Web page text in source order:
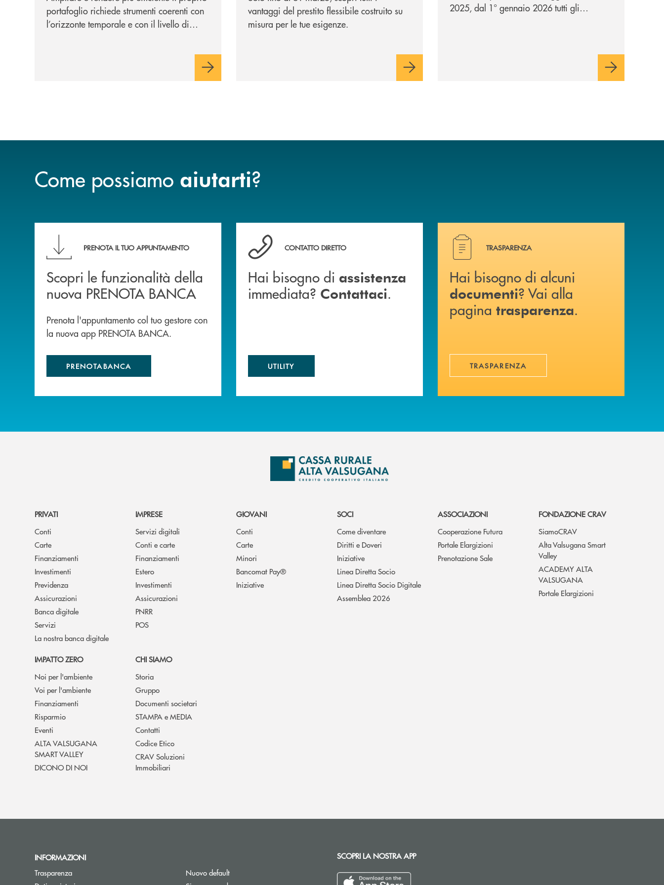
investimenti
portafoglio richiede strumenti coerenti con
l’orizzonte temporale e con il livello di
2030 e NEF Target 2031, due soluzioni tra
vantaggi del prestito flessibile costruito su
misura per le tue esigenze.
2025, dal 1° gennaio 2026 tutti gli
Come possiamo aiutarti?
PRENOTA IL TUO APPUNTAMENTO
Scopri le funzionalità della
nuova PRENOTA BANCA
Prenota l'appuntamento col tuo gestore con
la nuova app PRENOTA BANCA.
PRENOTABANCA
Hai bisogno di assistenza immediata? Contattaci .
CONTATTO DIRETTO
Hai bisogno di assistenza
immediata? Contattaci.
UTILITY
Hai bisogno di alcuni documenti ? Vai alla pagina
TRASPARENZA
Hai bisogno di alcuni
documenti? Vai alla
pagina trasparenza.
TRASPARENZA
PRIVATI
Conti
Carte
Finanziamenti
Investimenti
Previdenza
Assicurazioni
Banca digitale
Servizi
La nostra banca digitale
IMPRESE
Servizi digitali
Conti e carte
Finanziamenti
Estero
Investimenti
Assicurazioni
PNRR
POS
GIOVANI
Conti
Carte
Minori
Bancomat Pay®
Iniziative
SOCI
Come diventare
Diritti e Doveri
Iniziative
Linea Diretta Socio
Linea Diretta Socio Digitale
Assemblea 2026
ASSOCIAZIONI
Cooperazione Futura
Portale Elargizioni
Prenotazione Sale
FONDAZIONE CRAV
SiamoCRAV
Alta Valsugana Smart
Valley
ACADEMY ALTA
VALSUGANA
Portale Elargizioni
IMPATTO ZERO
Noi per l'ambiente
Voi per l'ambiente
Finanziamenti
Risparmio
Eventi
ALTA VALSUGANA
SMART VALLEY
DICONO DI NOI
CHI SIAMO
Storia
Gruppo
Documenti societari
STAMPA e MEDIA
Contatti
Codice Etico
CRAV Soluzioni
Immobiliari
INFORMAZIONI
Trasparenza
Nuovo default
SCOPRI LA NOSTRA APP